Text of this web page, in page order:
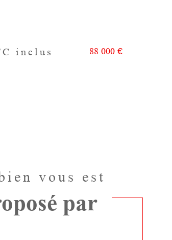
inclus 88 000 €
vous est
par